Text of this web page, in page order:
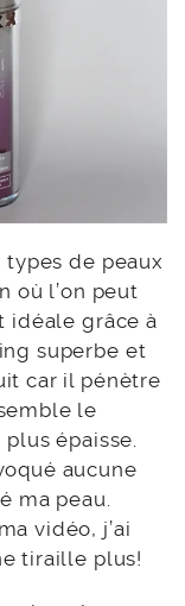
de peaux
où l’on peut
idéale grâce à
superbe et
car il pénètre
le
épaisse.
aucune
ma peau.
vidéo, j’ai
tiraille plus!